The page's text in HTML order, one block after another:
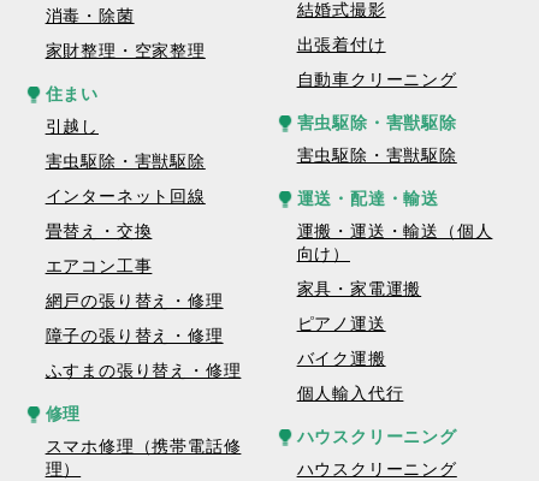
消毒・除菌
家財整理・空家整理
住まい
引越し
害虫駆除・害獣駆除
インターネット回線
畳替え・交換
エアコン工事
網戸の張り替え・修理
障子の張り替え・修理
ふすまの張り替え・修理
修理
スマホ修理（携帯電話修
理）
結婚式撮影
出張着付け
自動車クリーニング
害虫駆除・害獣駆除
害虫駆除・害獣駆除
運送・配達・輸送
運搬・運送・輸送（個人
向け）
家具・家電運搬
ピアノ運送
バイク運搬
個人輸入代行
ハウスクリーニング
ハウスクリーニング